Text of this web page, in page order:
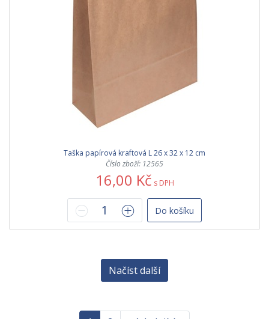
Taška papírová kraftová L 26 x 32 x 12 cm
Číslo zboží: 12565
16,00 Kč s DPH
Do košíku
Načíst další